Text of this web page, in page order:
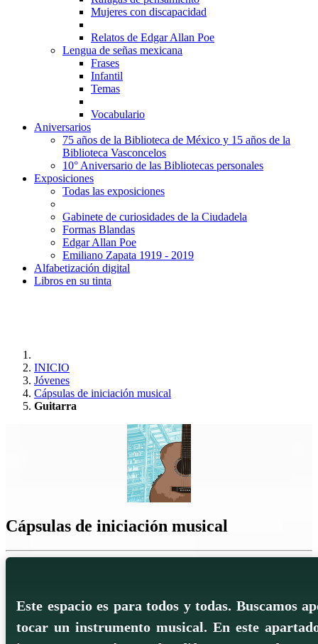
Mujeres con discapacidad
Relatos de Edgar Allan Poe
Lengua de señas mexicana
Frases
Infantil
Temas
Vocabulario
Aniversarios
75 años de la Biblioteca de México y 15 años de la
Biblioteca Vasconcelos
10° Aniversario de las Bibliotecas personales
Exposiciones
Todas las exposiciones
Gabinete de curiosidades de la Ciudadela
Formas Blandas
Edgar Allan Poe
Emiliano Zapata 1919 - 2019
Alfabetización digital
Libros en su tinta
INICIO
Jóvenes
Cápsulas de iniciación musical
Guitarra
Cápsulas de iniciación musical
Este espacio es para todos y todas. Buscamos
tocar un instrumento musical. En este